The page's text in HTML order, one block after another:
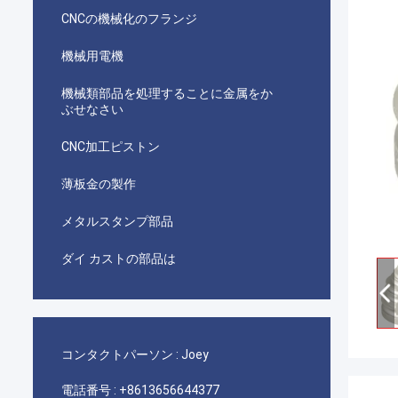
CNCの機械化のフランジ
機械用電機
機械類部品を処理することに金属をか
ぶせなさい
CNC加工ピストン
薄板金の製作
メタルスタンプ部品
ダイ カストの部品は
コンタクトパーソン : Joey
電話番号 : +8613656644377